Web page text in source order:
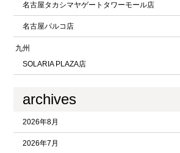
名古屋タカシマヤゲートタワーモール店
名古屋パルコ店
九州
SOLARIA PLAZA店
archives
2026年8月
2026年7月